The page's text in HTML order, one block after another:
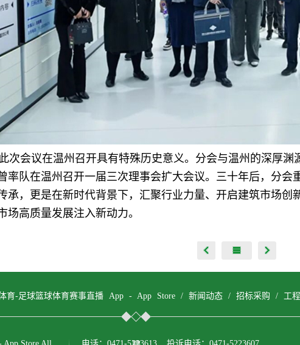
次会议在温州召开具有特殊历史意义。分会与温州的深厚渊
率队在温州召开一届三次理事会扩大会议。三十年后，分会
承，更是在新时代背景下，汇聚行业力量、开启建筑市场创
场高质量发展注入新动力。
育-足球篮球体育赛事直播 App - App Store / 新闻动态 / 招标采购 / 工